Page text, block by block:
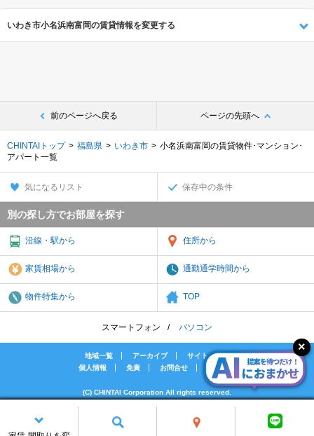
いわき市小名浜南富岡の賃貸情報を変更する
前のページへ戻る ページの先頭へ
CHINTAIトップ 福島県 いわき市
小名浜南富岡の賃貸物件･マンション･
アパート一覧
気になるリスト 保存中の条件
別の探し方でお部屋を探す
沿線・駅から 住所から
家賃相場から 通勤通学時間から
物件特集から TOP
スマートフォン パソコン
地域一覧 アーカイブ
サイトマップ
個人情報
免責 お問合せ 会社案内
(C) CHINTAI Corporation All rights reserved.
[PR]賃貸物件の疑問解決！教えてエイブルAGENT
[PR]賃貸生活の工夫を紹介！CHINTAI情報局